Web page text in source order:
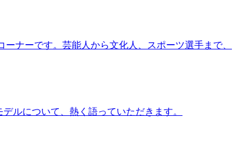
ナーです。芸能人から文化人、スポーツ選手まで、
ルについて、熱く語っていただきます。